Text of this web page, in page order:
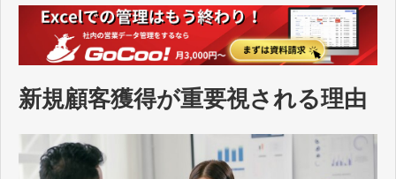
新規顧客獲得が重要視される理由